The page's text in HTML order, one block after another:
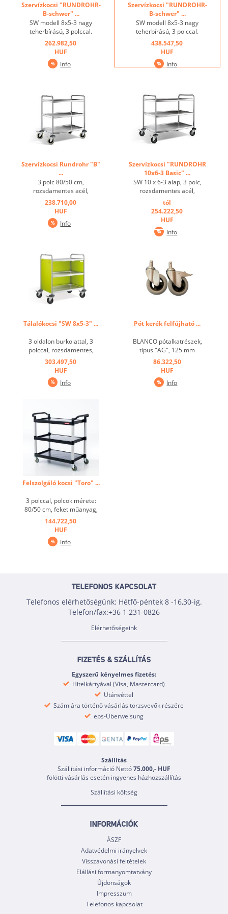
Szervízkocsi "RUNDROHR-
B-schwer" ...
SW modell 8x5-3 nagy
teherbírású, 3 polccal.
Rozsdamentes acél,
hegesztett polcok, polcok
méretei: 3 polc 80/50 cm,
polconkénti max terhelés:
fékes ...
262.982,50
HUF
Info
Szervízkocsi "RUNDROHR-
B-schwer" ...
SW modell 8x5-3 nagy
teherbírású, 3 polccal.
Rozsdamentes acél,
hegesztett polcok, polcok
mérete: 3 polc 80/50 cm,
polconkénti max. terhelés:
12,5 cm, ebből 2 fékes, ...
438.547,50
HUF
Info
Szervízkocsi Rundrohr "B"
...
3 polc 80/50 cm,
rozsdamentes acél,
hegesztett, 4 x 12,5 cm
átmérőjű, levegővel felfújt
kerék, ebből 2 fékezhető,
maximális terhelhetőség:
ütésvédelemként ...
238.710,00
HUF
Info
Szervízkocsi "RUNDROHR
10x6-3 Basic" ...
SW 10 x 6-3 alap, 3 polc,
rozsdamentes acél,
hegesztett, 4 x 12,5 cm
átmérőjű forgatható
görgővel, 2 fékezhető,
maximális terhelés: 80 kg
per polclap,
tól
254.222,50
HUF
Info
Tálalókocsi "SW 8x5-3" ...
3 oldalon burkolattal, 3
polccal, rozsdamentes,
kerek cső, hegesztett,
maximális teherbírás:
polconként 80 kg, 4 db 12,5
cm-es forgó görgővel, ebből
ütésvédelemként
terelőgörgők. ...
303.497,50
HUF
Info
Pót kerék felfújható ...
BLANCO pótalkatrészek,
típus "AG", 125 mm
átmérőjű, 4 darab szett ...
86.322,50
HUF
Info
Felszolgáló kocsi "Toro" ...
3 polccal, polcok mérete:
80/50 cm, feket műanyag,
stabil, csendes, könnyen
kezelhető, lekerekített
oldalsó fogantyúk,
összterhelés: 150 kg,
144.722,50
HUF
Info
TELEFONOS KAPCSOLAT
Telefonos elérhetőségünk: Hétfő-péntek 8 -16,30-ig.
Telefon/fax:+36 1 231-0826
Elérhetőségeink
FIZETÉS & SZÁLLÍTÁS
Egyszerű kényelmes fizetés:
Hitelkártyával (Visa, Mastercard)
Utánvéttel
Számlára történő vásárlás törzsvevők részére
eps-Überweisung
Szállítás
Szállítási információ Nettó75.000,- HUF
fölötti vásárlás esetén ingyenes házhozszállítás
Szállítási költség
INFORMÁCIÓK
ÁSZF
Adatvédelmi irányelvek
Visszavonási feltételek
Elállási formanyomtatvány
Újdonságok
Impresszum
Telefonos kapcsolat